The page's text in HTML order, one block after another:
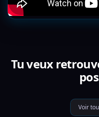
Tu veux
Voir